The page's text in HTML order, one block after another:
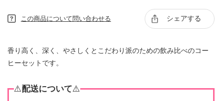
この商品について問い合わせる シェアする
香り高く、深く、やさしくとこだわり派のための飲み比べのコー
ヒーセットです。
⚠️配送について⚠️